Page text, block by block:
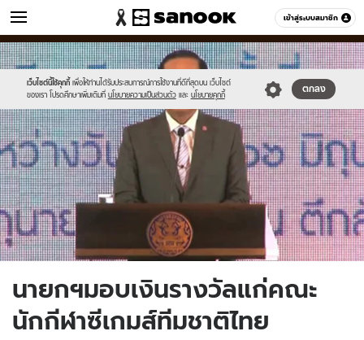
เข้าสู่ระบบสมาชิก
ข่าว หมวดอื่นๆ
เว็บไซต์นี้ใช้คุกกี้ เพื่อให้ท่านได้รับประสบการณ์การใช้งานที่ดีที่สุดบน เว็บไซต์
ของเรา โปรดศึกษาเพิ่มเติมที่ นโยบายความเป็นส่วนตัว และ นโยบายคุกกี้
ตกลง
Sanook
//s.isanook.com/sr/0/images/logo-
new-
sanook.png
600
60
//s.isanook.com/ns/0/ud/363/1818086/627222-
01.jpg
นายกฯมอบเงินรางวัลแก่คณะ
นักกีฬาซีเกมส์ทีมชาติไทย